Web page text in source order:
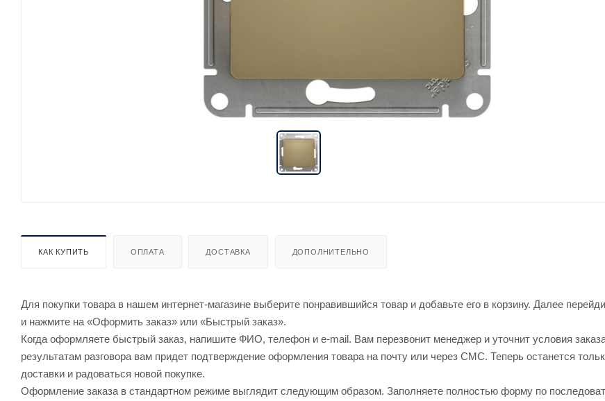
КАК КУПИТЬ ОПЛАТА ДОСТАВКА ДОПОЛНИТЕЛЬНО
Для покупки товара в нашем интернет-магазине выберите понравившийся товар и добавьте его в корзину. Далее
и нажмите на «Оформить заказ» или «Быстрый заказ».
Когда оформляете быстрый заказ, напишите ФИО, телефон и e-mail. Вам перезвонит менеджер и уточнит условия
результатам разговора вам придет подтверждение оформления товара на почту или через СМС. Теперь останется
доставки и радоваться новой покупке.
Оформление заказа в стандартном режиме выглядит следующим образом. Заполняете полностью форму по